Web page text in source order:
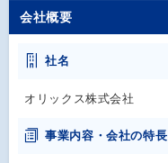
会社概要
社名
オリックス株式会社
事業内容・会社の特長